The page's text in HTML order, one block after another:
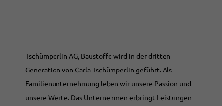
Tschümperlin AG, Baustoffe wird in der dritten
Generation von Carla Tschümperlin geführt. Als
Familienunternehmung leben wir unsere Passion und
unsere Werte. Das Unternehmen erbringt Leistungen